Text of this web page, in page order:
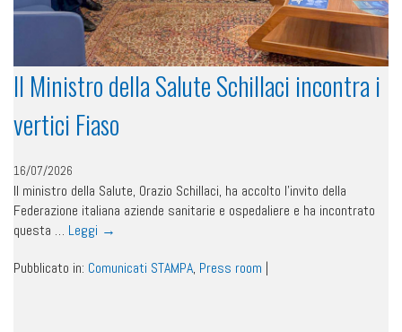
Il Ministro della Salute Schillaci incontra i
vertici Fiaso
16/07/2026
Il ministro della Salute, Orazio Schillaci, ha accolto l’invito della
Federazione italiana aziende sanitarie e ospedaliere e ha incontrato
questa … Leggi →
Pubblicato in: Comunicati STAMPA, Press room |